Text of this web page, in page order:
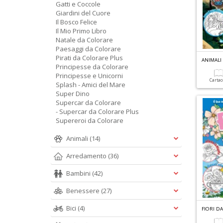
FIORI
Gatti e Coccole
Giardini del Cuore
Il Bosco Felice
Il Mio Primo Libro
Natale da Colorare
Paesaggi da Colorare
Pirati da Colorare Plus
Principesse da Colorare
Principesse e Unicorni
Splash - Amici del Mare
Super Dino
Supercar da Colorare
- Supercar da Colorare Plus
Supereroi da Colorare
Animali (14)
Arredamento (36)
Bambini (42)
Benessere (27)
Bici (4)